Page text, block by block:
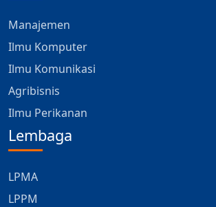
Manajemen
Ilmu Komputer
Ilmu Komunikasi
Agribisnis
Ilmu Perikanan
Lembaga
LPMA
LPPM